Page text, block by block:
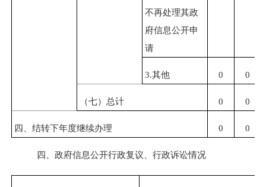
不再处理其政
府信息公开申
请
3.其他 0 0
（七）总计 0 0
四、结转下年度继续办理 0 0
四、政府信息公开行政复议、行政诉讼情况